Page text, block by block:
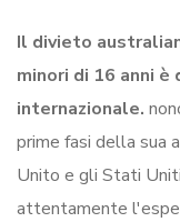
Il divieto
minori di 16 anni
internazionale.
prime fasi della sua
Unito e gli Stati
attentamente